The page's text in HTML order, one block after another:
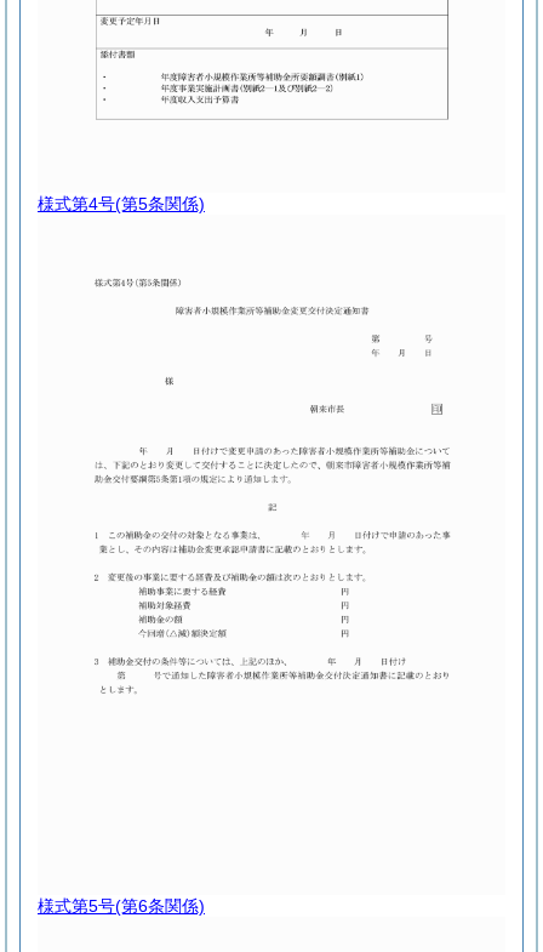
様式第4号(第5条関係)
様式第5号(第6条関係)